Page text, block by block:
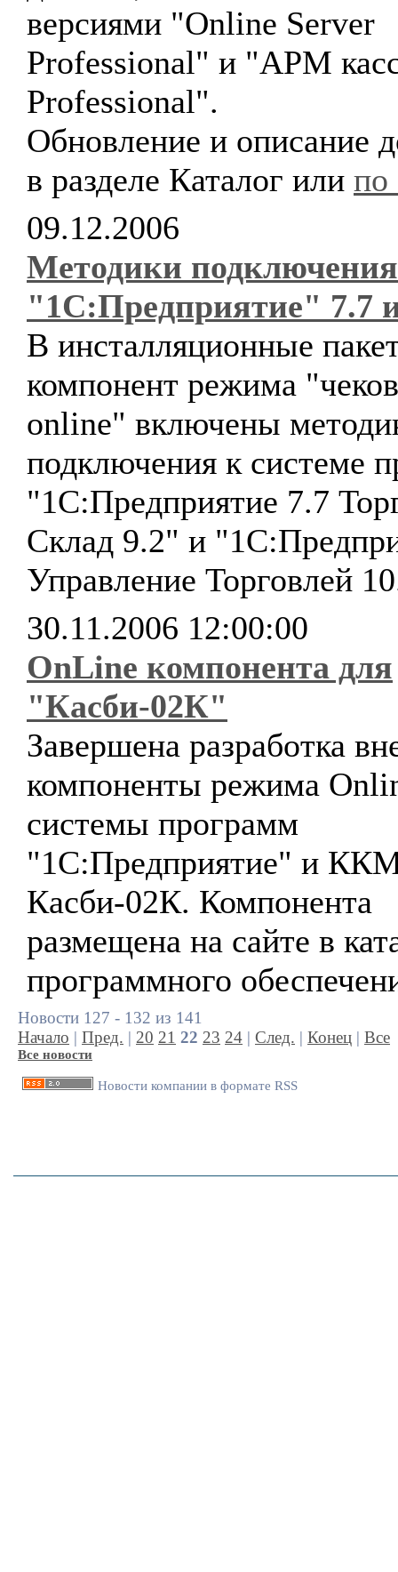
версиями "Online Server
Professional" и "АРМ
Professional".
Обновление и описание
в разделе Каталог или по
09.12.2006
Методики
"1С:Предприятие" 7.7
В инсталляционные
компонент режима
online" включены
подключения к системе
"1С:Предприятие 7.7
Склад 9.2" и
Управление Торговлей
30.11.2006 12:00:00
OnLine компонента для
"Касби-02К"
Завершена разработка
компоненты режима
системы программ
"1С:Предприятие" и
Касби-02К. Компонента
размещена на сайте в
программного
Новости 127 - 132 из 141
Начало | Пред. | 20 21 22 23 24 | След. | Конец | Все
Все новости
Новости компании в формате RSS